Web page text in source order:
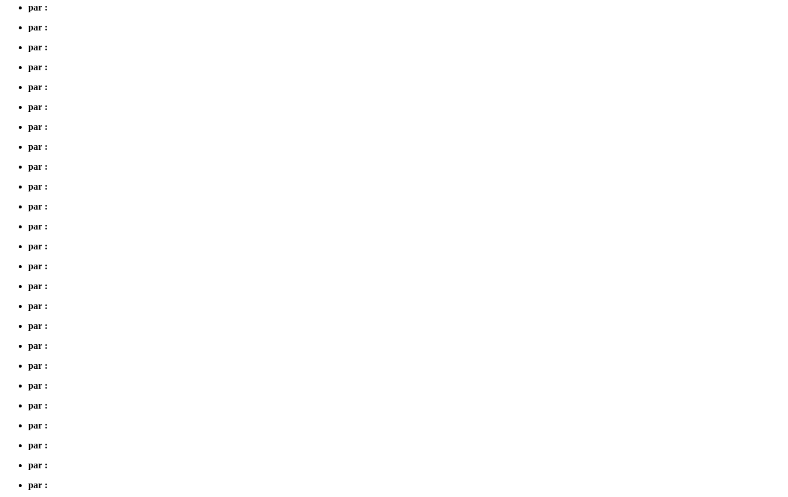
par :
par :
par :
par :
par :
par :
par :
par :
par :
par :
par :
par :
par :
par :
par :
par :
par :
par :
par :
par :
par :
par :
par :
par :
par :